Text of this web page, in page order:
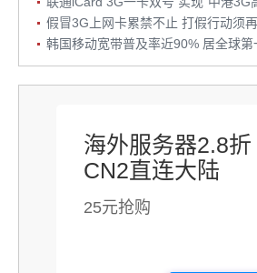
假冒3G上网卡累禁不止 打假行动须
韩国移动宽带普及率近90% 居全球第
海外服务器2.8折
CN2直连大陆
25元抢购